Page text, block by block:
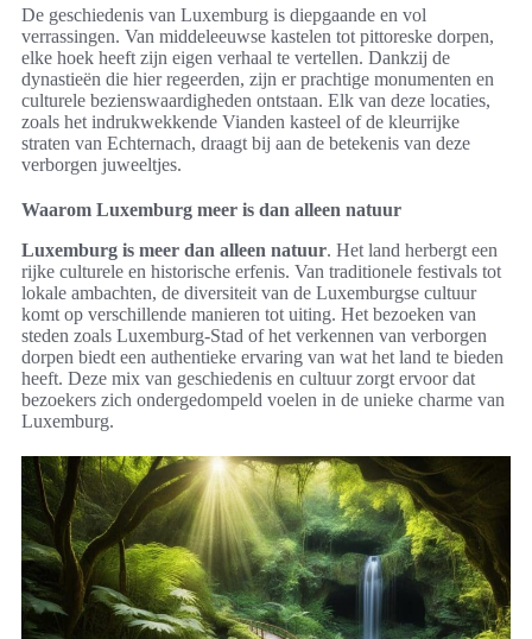
De geschiedenis van Luxemburg is diepgaande en vol
verrassingen. Van middeleeuwse kastelen tot pittoreske dorpen,
elke hoek heeft zijn eigen verhaal te vertellen. Dankzij de
dynastieën die hier regeerden, zijn er prachtige monumenten en
culturele bezienswaardigheden ontstaan. Elk van deze locaties,
zoals het indrukwekkende Vianden kasteel of de kleurrijke
straten van Echternach, draagt bij aan de betekenis van deze
verborgen juweeltjes.
Waarom Luxemburg meer is dan alleen natuur
Luxemburg is meer dan alleen natuur. Het land herbergt een
rijke culturele en historische erfenis. Van traditionele festivals tot
lokale ambachten, de diversiteit van de Luxemburgse cultuur
komt op verschillende manieren tot uiting. Het bezoeken van
steden zoals Luxemburg-Stad of het verkennen van verborgen
dorpen biedt een authentieke ervaring van wat het land te bieden
heeft. Deze mix van geschiedenis en cultuur zorgt ervoor dat
bezoekers zich ondergedompeld voelen in de unieke charme van
Luxemburg.